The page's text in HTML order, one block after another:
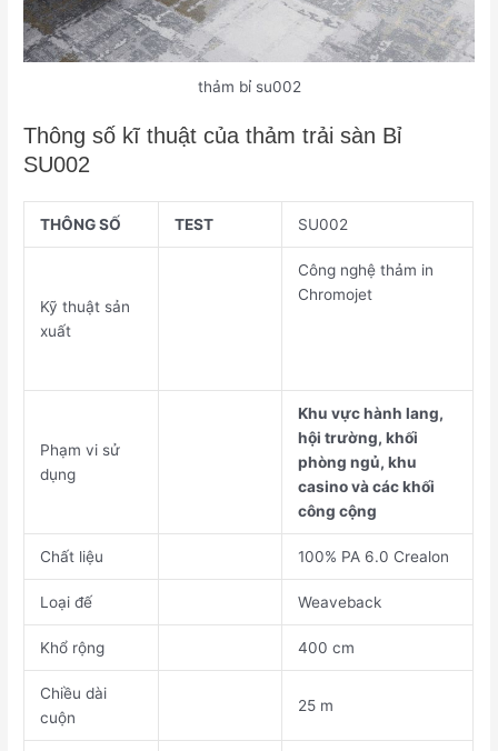
thảm bỉ su002
Thông số kĩ thuật của thảm trải sàn Bỉ
SU002
THÔNG SỐ TEST SU002
Kỹ thuật sản
xuất
Công nghệ thảm in
Chromojet
Phạm vi sử
dụng
Khu vực hành lang,
hội trường, khối
phòng ngủ, khu
casino và các khối
công cộng
Chất liệu 100% PA 6.0 Crealon
Loại đế Weaveback
Khổ rộng 400 cm
Chiều dài
cuộn
25 m